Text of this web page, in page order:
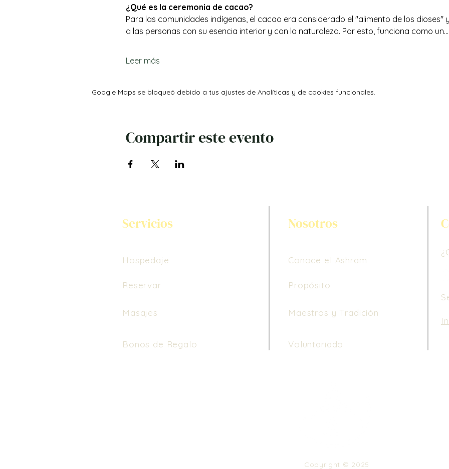
¿Qué es la ceremonia de cacao?
Para las comunidades indígenas, el cacao era considerado el "alimento de los
a las personas con su esencia interior y con la naturaleza. Por esto, funciona como un…
Leer más
Google Maps se bloqueó debido a tus ajustes de Analíticas y de cookies funcionales.
Compartir este evento
Servicios Nosotros
Hospedaje Conoce el Ashram
Propósito
Reservar
Masajes
Bonos de Regalo
Maestros y Tradición
Voluntariado
Copyright © 2025